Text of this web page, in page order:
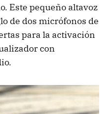
Este pequeño altavoz
de dos micrófonos de
para la activación
con